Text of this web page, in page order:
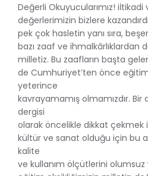
Değerli Okuyucularımız! iİtikadi
değerlerimizin bizlere
pek çok hasletin yanı sıra,
bazı zaaf ve ihmalkârlıklardan
milletiz. Bu zaafların başta
de Cumhuriyet’ten önce
yeterince
kavrayamamış olmamızdır.
dergisi
olarak öncelikle dikkat çekmek
kültür ve sanat olduğu için bu
kalite
ve kullanım ölçütlerini